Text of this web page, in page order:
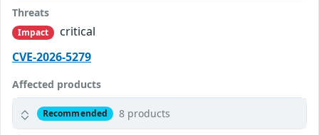
Threats
Impact
critical
CVE-2026-5279
Affected products
Recommended 8 products